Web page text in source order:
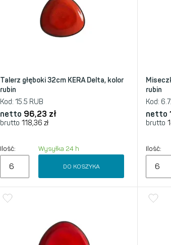
Talerz głęboki 32cm KERA Delta, kolor
rubin
Kod: 15.5 RUB
netto 96,23 zł
brutto 118,36 zł
Ilość: Wysyłka 24 h
DO KOSZYKA
rubin
Kod:
netto
brutto
Ilość: